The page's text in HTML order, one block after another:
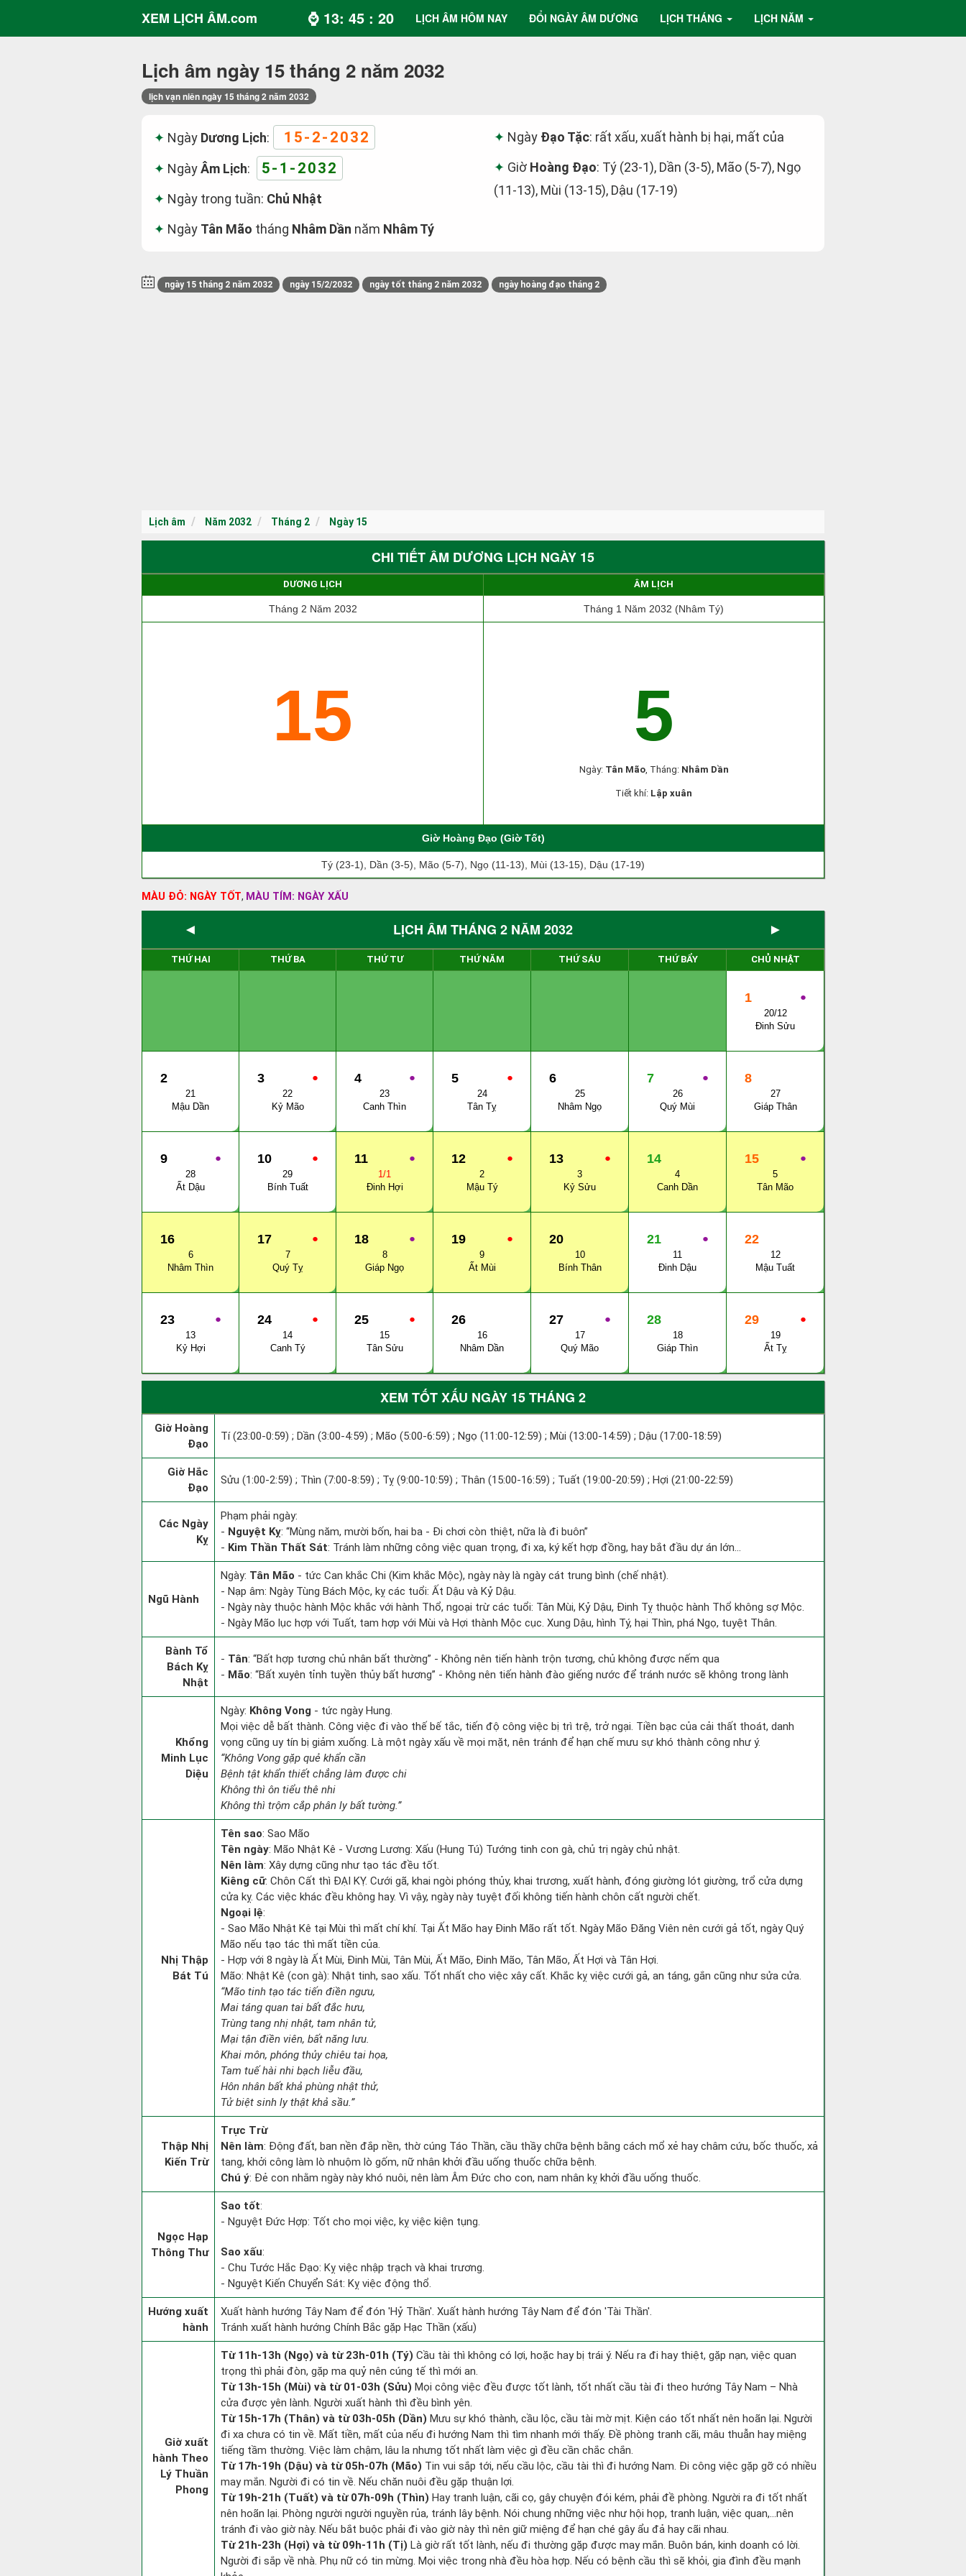
XEM LỊCH ÂM.com ⌚ 13: 45 : 21 LỊCH ÂM HÔM NAY ĐỔI NGÀY ÂM DƯƠNG LỊCH THÁNG LỊCH NĂM
Lịch âm ngày 15 tháng 2 năm 2032
lịch vạn niên ngày 15 tháng 2 năm 2032
Ngày Dương Lịch: 15-2-2032
NgàyÂm Lịch: 5-1-2032
Ngày trong tuần: Chủ Nhật
Ngày Tân Mão tháng Nhâm Dần năm Nhâm Tý
Ngày Đạo Tặc: rất xấu, xuất hành bị hại, mất của
Giờ Hoàng Đạo: Tý (23-1), Dần (3-5), Mão (5-7), Ngọ
(11-13), Mùi (13-15), Dậu (17-19)
ngày 15 tháng 2 năm 2032 ngày 15/2/2032 ngày tốt tháng 2 năm 2032 ngày hoàng đạo tháng 2
Lịch âm Năm 2032 Tháng 2 Ngày 15
CHI TIẾT ÂM DƯƠNG LỊCH NGÀY 15
DƯƠNG LỊCH ÂM LỊCH
Tháng 2 Năm 2032 Tháng 1 Năm 2032 (Nhâm Tý)
15 5
Ngày: Tân Mão, Tháng: Nhâm Dần
Tiết khí: Lập xuân
Giờ Hoàng Đạo (Giờ Tốt)
Tý (23-1), Dần (3-5), Mão (5-7), Ngọ (11-13), Mùi (13-15), Dậu (17-19)
MÀU ĐỎ: NGÀY TỐT, MÀU TÍM: NGÀY XẤU
◄ LỊCH ÂM THÁNG 2 NĂM 2032 ►
THỨ HAI THỨ BA THỨ TƯ THỨ NĂM THỨ SÁU THỨ BẨY CHỦ NHẬT
●
1
20/12
Đinh Sửu
2
21
Mậu Dần
●
3
22
Kỷ Mão
●
4
23
Canh Thìn
●
5
24
Tân Tỵ
6
25
Nhâm Ngọ
●
7
26
Quý Mùi
8
27
Giáp Thân
●
9
28
Ất Dậu
●
10
29
Bính Tuất
●
11
1/1
Đinh Hợi
●
12
2
Mậu Tý
●
13
3
Kỷ Sửu
14
4
Canh Dần
●
15
5
Tân Mão
16
6
Nhâm Thìn
●
17
7
Quý Tỵ
●
18
8
Giáp Ngọ
●
19
9
Ất Mùi
20
10
Bính Thân
●
21
11
Đinh Dậu
22
12
Mậu Tuất
●
23
13
Kỷ Hợi
●
24
14
Canh Tý
●
25
15
Tân Sửu
26
16
Nhâm Dần
●
27
17
Quý Mão
28
18
Giáp Thìn
●
29
19
Ất Tỵ
XEM TỐT XẤU NGÀY 15 THÁNG 2
Giờ Hoàng
Đạo
Tí (23:00-0:59) ; Dần (3:00-4:59) ; Mão (5:00-6:59) ; Ngọ (11:00-12:59) ; Mùi (13:00-14:59) ; Dậu (17:00-18:59)
Giờ Hắc
Đạo
Sửu (1:00-2:59) ; Thìn (7:00-8:59) ; Tỵ (9:00-10:59) ; Thân (15:00-16:59) ; Tuất (19:00-20:59) ; Hợi (21:00-22:59)
Các Ngày
Kỵ
Phạm phải ngày:
- Nguyệt Kỵ: “Mùng năm, mười bốn, hai ba - Đi chơi còn thiệt, nữa là đi buôn”
- Kim Thần Thất Sát: Tránh làm những công việc quan trọng, đi xa, ký kết hợp đồng, hay bắt đầu dự án lớn...
Ngũ Hành
Ngày: Tân Mão - tức Can khắc Chi (Kim khắc Mộc), ngày này là ngày cát trung bình (chế nhật).
- Nạp âm: Ngày Tùng Bách Mộc, kỵ các tuổi: Ất Dậu và Kỷ Dậu.
- Ngày này thuộc hành Mộc khắc với hành Thổ, ngoại trừ các tuổi: Tân Mùi, Kỷ Dậu, Đinh Tỵ thuộc hành Thổ không sợ Mộc.
- Ngày Mão lục hợp với Tuất, tam hợp với Mùi và Hợi thành Mộc cục. Xung Dậu, hình Tý, hại Thìn, phá Ngọ, tuyệt Thân.
Bành Tổ
Bách Kỵ
Nhật
- Tân: “Bất hợp tương chủ nhân bất thường” - Không nên tiến hành trộn tương, chủ không được nếm qua
- Mão: “Bất xuyên tỉnh tuyền thủy bất hương” - Không nên tiến hành đào giếng nước để tránh nước sẽ không trong lành
Khổng
Minh Lục
Diệu
Ngày: Không Vong - tức ngày Hung.
Mọi việc dễ bất thành. Công việc đi vào thế bế tắc, tiến độ công việc bị trì trệ, trở ngại. Tiền bạc của cải thất thoát, danh
vọng cũng uy tín bị giảm xuống. Là một ngày xấu về mọi mặt, nên tránh để hạn chế mưu sự khó thành công như ý.
“Không Vong gặp quẻ khẩn cần
Bệnh tật khẩn thiết chẳng làm được chi
Không thì ôn tiểu thê nhi
Không thì trộm cắp phân ly bất tường.”
Nhị Thập
Bát Tú
Tên sao: Sao Mão
Tên ngày: Mão Nhật Kê - Vương Lương: Xấu (Hung Tú) Tướng tinh con gà, chủ trị ngày chủ nhật.
Nên làm: Xây dựng cũng như tạo tác đều tốt.
Kiêng cữ: Chôn Cất thì ĐẠI KỴ. Cưới gã, khai ngòi phóng thủy, khai trương, xuất hành, đóng giường lót giường, trổ cửa dựng
cửa kỵ. Các việc khác đều không hay. Vì vậy, ngày này tuyệt đối không tiến hành chôn cất người chết.
Ngoại lệ:
- Sao Mão Nhật Kê tại Mùi thì mất chí khí. Tại Ất Mão hay Đinh Mão rất tốt. Ngày Mão Đăng Viên nên cưới gả tốt, ngày Quý
Mão nếu tạo tác thì mất tiền của.
- Hợp với 8 ngày là Ất Mùi, Đinh Mùi, Tân Mùi, Ất Mão, Đinh Mão, Tân Mão, Ất Hợi và Tân Hợi.
Mão: Nhật Kê (con gà): Nhật tinh, sao xấu. Tốt nhất cho việc xây cất. Khắc kỵ việc cưới gả, an táng, gắn cũng như sửa cửa.
“Mão tinh tạo tác tiến điền ngưu,
Mai táng quan tai bất đắc hưu,
Trùng tang nhị nhật, tam nhân tử,
Mại tận điền viên, bất năng lưu.
Khai môn, phóng thủy chiêu tai họa,
Tam tuế hài nhi bạch liễu đầu,
Hôn nhân bất khả phùng nhật thử,
Tử biệt sinh ly thật khả sầu.”
Thập Nhị
Kiến Trừ
Trực Trừ
Nên làm: Động đất, ban nền đắp nền, thờ cúng Táo Thần, cầu thầy chữa bệnh bằng cách mổ xẻ hay châm cứu, bốc thuốc, xả
tang, khởi công làm lò nhuộm lò gốm, nữ nhân khởi đầu uống thuốc chữa bệnh.
Chú ý: Đẻ con nhằm ngày này khó nuôi, nên làm Âm Đức cho con, nam nhân kỵ khởi đầu uống thuốc.
Ngọc Hạp
Thông Thư
Sao tốt:
- Nguyệt Đức Hợp: Tốt cho mọi việc, kỵ việc kiện tụng.
Sao xấu:
- Chu Tước Hắc Đạo: Kỵ việc nhập trạch và khai trương.
- Nguyệt Kiến Chuyển Sát: Kỵ việc động thổ.
Hướng xuất
hành
Xuất hành hướng Tây Nam để đón 'Hỷ Thần'. Xuất hành hướng Tây Nam để đón 'Tài Thần'.
Tránh xuất hành hướng Chính Bắc gặp Hạc Thần (xấu)
Giờ xuất
hành Theo
Lý Thuần
Phong
Từ 11h-13h (Ngọ) và từ 23h-01h (Tý) Cầu tài thì không có lợi, hoặc hay bị trái ý. Nếu ra đi hay thiệt, gặp nạn, việc quan
trọng thì phải đòn, gặp ma quỷ nên cúng tế thì mới an.
Từ 13h-15h (Mùi) và từ 01-03h (Sửu) Mọi công việc đều được tốt lành, tốt nhất cầu tài đi theo hướng Tây Nam – Nhà
cửa được yên lành. Người xuất hành thì đều bình yên.
Từ 15h-17h (Thân) và từ 03h-05h (Dần) Mưu sự khó thành, cầu lộc, cầu tài mờ mịt. Kiện cáo tốt nhất nên hoãn lại. Người
đi xa chưa có tin về. Mất tiền, mất của nếu đi hướng Nam thì tìm nhanh mới thấy. Đề phòng tranh cãi, mâu thuẫn hay miệng
tiếng tầm thường. Việc làm chậm, lâu la nhưng tốt nhất làm việc gì đều cần chắc chắn.
Từ 17h-19h (Dậu) và từ 05h-07h (Mão) Tin vui sắp tới, nếu cầu lộc, cầu tài thì đi hướng Nam. Đi công việc gặp gỡ có nhiều
may mắn. Người đi có tin về. Nếu chăn nuôi đều gặp thuận lợi.
Từ 19h-21h (Tuất) và từ 07h-09h (Thìn) Hay tranh luận, cãi cọ, gây chuyện đói kém, phải đề phòng. Người ra đi tốt nhất
nên hoãn lại. Phòng người người nguyền rủa, tránh lây bệnh. Nói chung những việc như hội họp, tranh luận, việc quan,…nên
tránh đi vào giờ này. Nếu bắt buộc phải đi vào giờ này thì nên giữ miệng để hạn ché gây ẩu đả hay cãi nhau.
Từ 21h-23h (Hợi) và từ 09h-11h (Tị) Là giờ rất tốt lành, nếu đi thường gặp được may mắn. Buôn bán, kinh doanh có lời.
Người đi sắp về nhà. Phụ nữ có tin mừng. Mọi việc trong nhà đều hòa hợp. Nếu có bệnh cầu thì sẽ khỏi, gia đình đều mạnh